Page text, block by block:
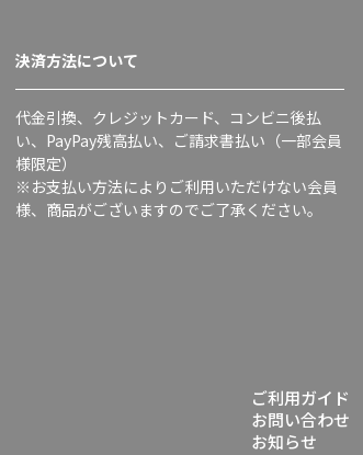
決済方法について
代金引換、クレジットカード、コンビニ後払
い、PayPay残高払い、ご請求書払い（一部会員
様限定）
※お支払い方法によりご利用いただけない会員
様、商品がございますのでご了承ください。
ご利用ガイド
お問い合わせ
お知らせ